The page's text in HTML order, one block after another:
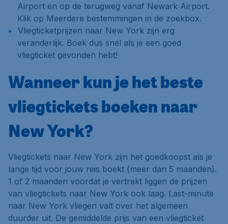
Airport en op de terugweg vanaf Newark Airport.
Klik op Meerdere bestemmingen in de zoekbox.
Vliegticketprijzen naar New York zijn erg
veranderlijk. Boek dus snel als je een goed
vliegticket gevonden hebt!
Wanneer kun je het beste
vliegtickets boeken naar
New York?
Vliegtickets naar New York zijn het goedkoopst als je
lange tijd voor jouw reis boekt (meer dan 5 maanden).
1 of 2 maanden voordat je vertrekt liggen de prijzen
van vliegtickets naar New York ook laag. Last-minute
naar New York vliegen valt over het algemeen
duurder uit. De gemiddelde prijs van een vliegticket